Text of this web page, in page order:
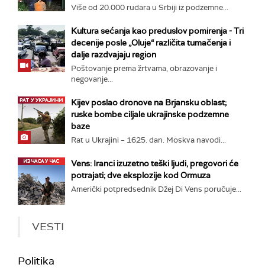
Više od 20.000 rudara u Srbiji iz podzemne...
Kultura sećanja kao preduslov pomirenja ­- Tri
decenije posle „Oluje“ različita tumačenja i
dalje razdvajaju region
Poštovanje prema žrtvama, obrazovanje i
negovanje...
Kijev poslao dronove na Brjansku oblast;
ruske bombe ciljale ukrajinske podzemne
baze
Rat u Ukrajini – 1625. dan. Moskva navodi...
Vens: Iranci izuzetno teški ljudi, pregovori će
potrajati; dve eksplozije kod Ormuza
Američki potpredsednik Džej Di Vens poručuje...
VESTI
Politika